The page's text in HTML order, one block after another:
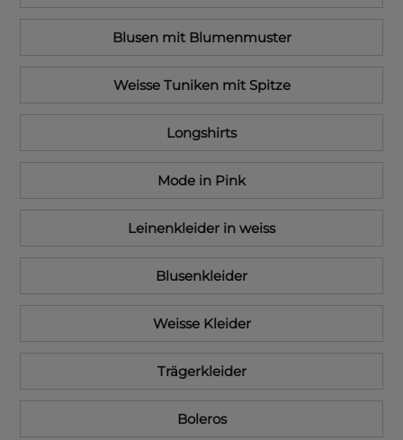
Blusen mit Blumenmuster
Weisse Tuniken mit Spitze
Longshirts
Mode in Pink
Leinenkleider in weiss
Blusenkleider
Weisse Kleider
Trägerkleider
Boleros